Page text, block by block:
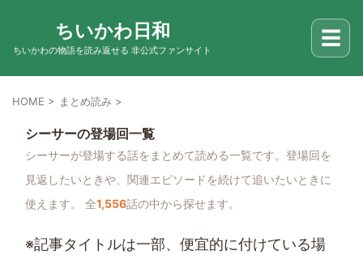
ちいかわ日和
ちいかわの物語を読み返せる 非公式ファンサイト ☰
HOME > まとめ読み >
シーサーの登場回一覧
シーサーが登場する話をまとめて読める一覧です。登場回を
見返したいときや、関連エピソードを続けて追いたいときに
使えます。 全1,556話の中から探せます。
※記事タイトルは一部、便宜的に付けている場